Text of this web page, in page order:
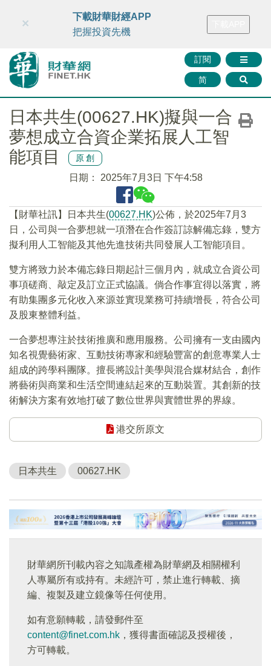
財華智庫網 FINTV FINMETA 財華證券 媒體矩陣
訂閱
简
×
下載財華財經APP
把握投資先機
日本共生(00627.HK)擬與一合
夢想成立合資企業拓展人工智
能項目
原創
日期： 2025年7月3日 下午4:58
【財華社訊】日本共生(00627.HK)公佈，於2025年7月3
日，公司與一合夢想就一項潛在合作簽訂諒解備忘錄，雙方
擬利用人工智能及其他先進技術共同發展人工智能項目。
雙方將致力於本備忘錄日期起計三個月內，就成立合資公司
事項磋商、敲定及訂立正式協議。倘合作事宜得以落實，將
有助集團多元化收入來源並實現業務可持續增長，符合公司
及股東整體利益。
一合夢想專注於技術推廣和應用服務。公司擁有一支由國內
知名視覺藝術家、互動技術專家和經驗豐富的創意專業人士
組成的跨學科團隊。擅長將設計美學與混合媒材結合，創作
將藝術與商業和生活空間連結起來的互動裝置。其創新的技
術解決方案有效地打破了數位世界與實體世界的界線。
港交所原文
日本共生 00627.HK
財華網所刊載內容之知識產權為財華網及相關權利
人專屬所有或持有。未經許可，禁止進行轉載、摘
編、複製及建立鏡像等任何使用。
如有意願轉載，請發郵件至
content@finet.com.hk ，獲得書面確認及授權後，
方可轉載。